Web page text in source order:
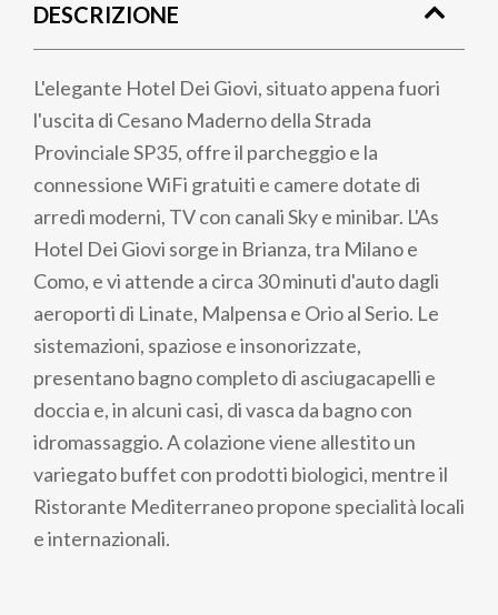
pane
DESCRIZIONE
L'elegante Hotel Dei Giovi, situato appena fuori
l'uscita di Cesano Maderno della Strada
Provinciale SP35, offre il parcheggio e la
connessione WiFi gratuiti e camere dotate di
arredi moderni, TV con canali Sky e minibar. L'As
Hotel Dei Giovi sorge in Brianza, tra Milano e
Como, e vi attende a circa 30 minuti d'auto dagli
aeroporti di Linate, Malpensa e Orio al Serio. Le
sistemazioni, spaziose e insonorizzate,
presentano bagno completo di asciugacapelli e
doccia e, in alcuni casi, di vasca da bagno con
idromassaggio. A colazione viene allestito un
variegato buffet con prodotti biologici, mentre il
Ristorante Mediterraneo propone specialità locali
e internazionali.